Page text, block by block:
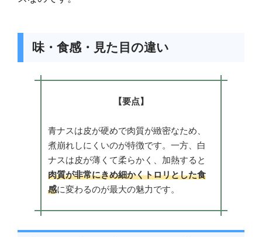
味・食感・見た目の違い
【要点】
青ナスは皮が硬めで肉質が緻密なため、
煮崩れしにくいのが特徴です。一方、白
ナスは皮が薄くて柔らかく、加熱すると
肉質が非常にきめ細かくトロリとした食
感に変わるのが最大の魅力です。